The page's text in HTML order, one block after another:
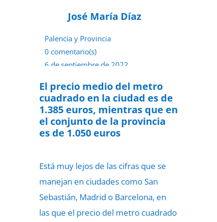
José María Díaz
Palencia y Provincia
0 comentario(s)
6 de septiembre de 2022
El precio medio del metro
cuadrado en la ciudad es de
1.385 euros, mientras que en
el conjunto de la provincia
es de 1.050 euros
Está muy lejos de las cifras que se
manejan en ciudades como San
Sebastián, Madrid o Barcelona, en
las que el precio del metro cuadrado